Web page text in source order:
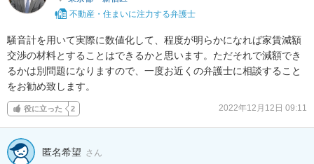
不動産・住まいに注力する弁護士
騒音計を用いて実際に数値化して、程度が明らかになれば家賃減額
交渉の材料とすることはできるかと思います。ただそれで減額でき
るかは別問題になりますので、一度お近くの弁護士に相談すること
をお勧め致します。
役に立った 2 2022年12月12日 09:11
匿名希望 さん